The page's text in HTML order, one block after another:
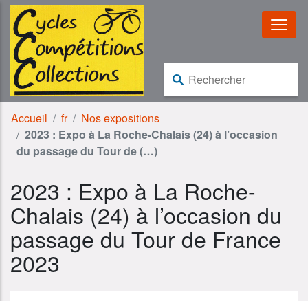
Aller au contenu
Aller à la navigation
Rechercher :
Accueil fr
Nos expositions
2023 : Expo à La Roche-Chalais (24) à l’occasion
du passage du Tour de (…)
2023 : Expo à La Roche-
Chalais (24) à l’occasion du
passage du Tour de France
2023